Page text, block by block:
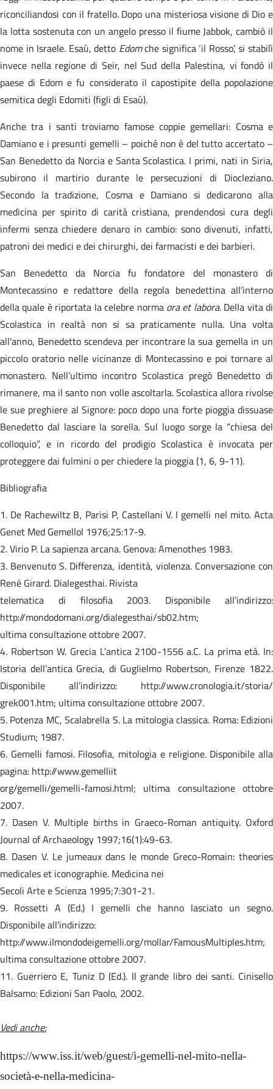
riconciliandosi con il fratello. Dopo una misteriosa visione di Dio e
la lotta sostenuta con un angelo presso il fiume Jabbok, cambiò il
nome in Israele. Esaù, detto Edomche significa ‘il Rosso’, si stabilì
invece nella regione di Seir, nel Sud della Palestina, vi fondò il
paese di Edom e fu considerato il capostipite della popolazione
semitica degli Edomiti (figli di Esaù).
Anche tra i santi troviamo famose coppie gemellari: Cosma e
Damiano e i presunti gemelli – poiché non è del tutto accertato –
San Benedetto da Norcia e Santa Scolastica. I primi, nati in Siria,
subirono il martirio durante le persecuzioni di Diocleziano.
Secondo la tradizione, Cosma e Damiano si dedicarono alla
medicina per spirito di carità cristiana, prendendosi cura degli
infermi senza chiedere denaro in cambio: sono divenuti, infatti,
patroni dei medici e dei chirurghi, dei farmacisti e dei barbieri.
San Benedetto da Norcia fu fondatore del monastero di
Montecassino e redattore della regola benedettina all’interno
della quale è riportata la celebre norma ora et labora. Della vita di
Scolastica in realtà non si sa praticamente nulla. Una volta
all’anno, Benedetto scendeva per incontrare la sua gemella in un
piccolo oratorio nelle vicinanze di Montecassino e poi tornare al
monastero. Nell’ultimo incontro Scolastica pregò Benedetto di
rimanere, ma il santo non volle ascoltarla. Scolastica allora rivolse
le sue preghiere al Signore: poco dopo una forte pioggia dissuase
Benedetto dal lasciare la sorella. Sul luogo sorge la “chiesa del
colloquio”, e in ricordo del prodigio Scolastica è invocata per
proteggere dai fulmini o per chiedere la pioggia (1, 6, 9-11).
Bibliografia
1. De Rachewiltz B, Parisi P, Castellani V. I gemelli nel mito. Acta
Genet Med Gemellol 1976;25:17-9.
2. Virio P. La sapienza arcana. Genova: Amenothes 1983.
3. Benvenuto S. Differenza, identità, violenza. Conversazione con
René Girard. Dialegesthai. Rivista
telematica di filosofia 2003. Disponibile all’indirizzo:
http://mondodomani.org/dialegesthai/sb02.htm;
ultima consultazione ottobre 2007.
4. Robertson W. Grecia L’antica 2100-1556 a.C. La prima età. In:
Istoria dell’antica Grecia, di Guglielmo Robertson, Firenze 1822.
Disponibile all’indirizzo: http://www.cronologia.it/storia/
grek001.htm; ultima consultazione ottobre 2007.
5. Potenza MC, Scalabrella S. La mitologia classica. Roma: Edizioni
Studium; 1987.
6. Gemelli famosi. Filosofia, mitologia e religione. Disponibile alla
pagina: http://www.gemelliit
org/gemelli/gemelli-famosi.html; ultima consultazione ottobre
2007.
7. Dasen V. Multiple births in Graeco-Roman antiquity. Oxford
Journal of Archaeology 1997;16(1):49-63.
8. Dasen V. Le jumeaux dans le monde Greco-Romain: theories
medicales et iconographie. Medicina nei
Secoli Arte e Scienza 1995;7:301-21.
9. Rossetti A (Ed.) I gemelli che hanno lasciato un segno.
Disponibile all’indirizzo:
http://www.ilmondodeigemelli.org/mollar/FamousMultiples.htm;
ultima consultazione ottobre 2007.
11. Guerriero E, Tuniz D (Ed.). Il grande libro dei santi. Cinisello
Balsamo: Edizioni San Paolo, 2002.
Vedi anche:
https://www.iss.it/web/guest/i-gemelli-nel-mito-nella-
società-e-nella-medicina-